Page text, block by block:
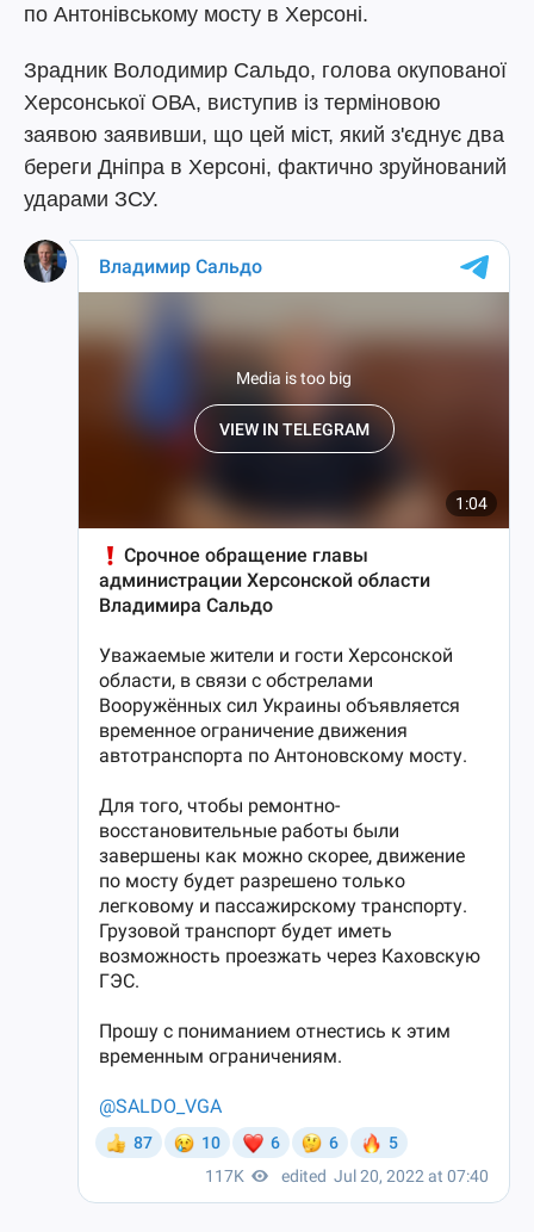
по Антонівському мосту в Херсоні.
Зрадник Володимир Сальдо, голова окупованої
Херсонської ОВА, виступив із терміновою
заявою заявивши, що цей міст, який з'єднує два
береги Дніпра в Херсоні, фактично зруйнований
ударами ЗСУ.